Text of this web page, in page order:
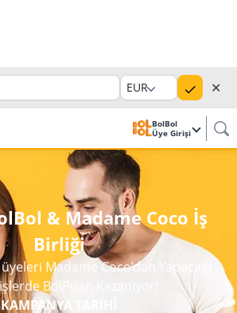
EUR ✕
BolBol
Üye Girişi
& Madame Coco İş
Birliği
Madame Coco’dan Yapacağı
BolPuan Kazanıyor!
KAMPANYA TARİHİ